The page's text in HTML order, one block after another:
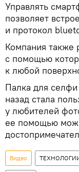
Управлять
позволяет
и протокол
Компания также
с помощью
к любой
Палка для
назад стала
у любителей
ее помощью
Видео